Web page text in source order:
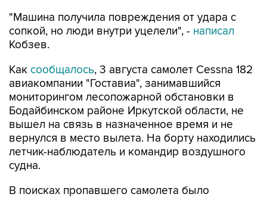
"Машина получила повреждения от удара с
сопкой, но люди внутри уцелели", - написал
Кобзев.
Как сообщалось, 3 августа самолет Cessna 182
авиакомпании "Гоставиа", занимавшийся
мониторингом лесопожарной обстановки в
Бодайбинском районе Иркутской области, не
вышел на связь в назначенное время и не
вернулся в место вылета. На борту находились
летчик-наблюдатель и командир воздушного
судна.
В поисках пропавшего самолета было